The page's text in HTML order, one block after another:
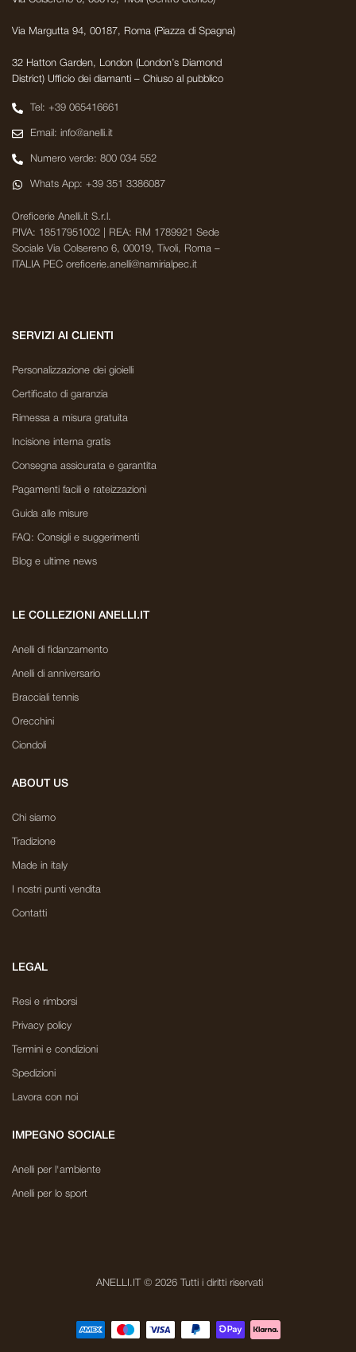
Via Margutta 94, 00187, Roma (Piazza di Spagna)
32 Hatton Garden, London (London’s Diamond
District) Ufficio dei diamanti – Chiuso al pubblico
Tel: +39 065416661
Email: info@anelli.it
Numero verde: 800 034 552
Whats App: +39 351 3386087
Oreficerie Anelli.it S.r.l.
PIVA: 18517951002 | REA: RM 1789921 Sede
Sociale Via Colsereno 6, 00019, Tivoli, Roma –
ITALIA PEC oreficerie.anelli@namirialpec.it
SERVIZI AI CLIENTI
Personalizzazione dei gioielli
Certificato di garanzia
Rimessa a misura gratuita
Incisione interna gratis
Consegna assicurata e garantita
Pagamenti facili e rateizzazioni
Guida alle misure
FAQ: Consigli e suggerimenti
Blog e ultime news
LE COLLEZIONI ANELLI.IT
Anelli di fidanzamento
Anelli di anniversario
Bracciali tennis
Orecchini
Ciondoli
ABOUT US
Chi siamo
Tradizione
Made in italy
I nostri punti vendita
Contatti
LEGAL
Resi e rimborsi
Privacy policy
Termini e condizioni
Spedizioni
Lavora con noi
IMPEGNO SOCIALE
Anelli per l'ambiente
Anelli per lo sport
ANELLI.IT © 2026 Tutti i diritti riservati